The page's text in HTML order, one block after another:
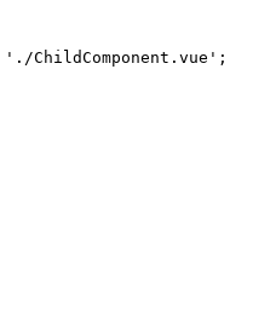
'./ChildComponent.vue';